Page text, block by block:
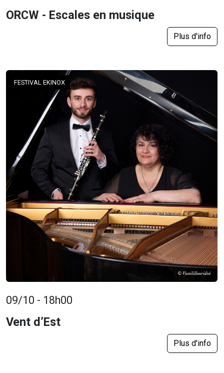
ORCW - Escales en musique
Plus d'info
FESTIVAL EKINOX
09/10 - 18h00
Vent d’Est
Plus d'info